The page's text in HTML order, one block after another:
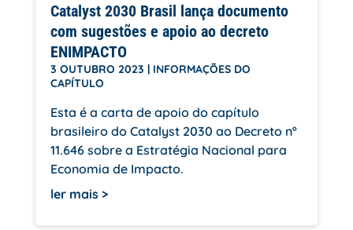
Catalyst 2030 Brasil lança documento
com sugestões e apoio ao decreto
ENIMPACTO
3 OUTUBRO 2023 | INFORMAÇÕES DO
CAPÍTULO
Esta é a carta de apoio do capítulo
brasileiro do Catalyst 2030 ao Decreto nº
11.646 sobre a Estratégia Nacional para
Economia de Impacto.
ler mais